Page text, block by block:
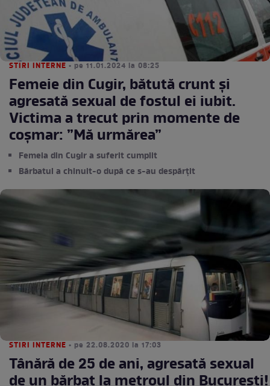
STIRI INTERNE • pe 11.01.2024 la 08:25
Femeie din Cugir, bătută crunt și
agresată sexual de fostul ei iubit.
Victima a trecut prin momente de
coșmar: ”Mă urmărea”
Femeia din Cugir a suferit cumplit
Bărbatul a chinuit-o după ce s-au despărțit
STIRI INTERNE • pe 22.08.2020 la 17:03
Tânără de 25 de ani, agresată sexual